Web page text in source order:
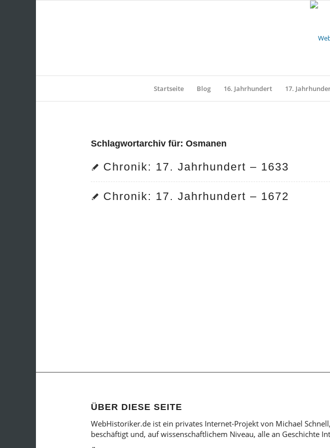
Startseite Blog 16. Jahrhundert 17.
Schlagwortarchiv für: Osmanen
Chronik: 17. Jahrhundert – 1633
Chronik: 17. Jahrhundert – 1672
ÜBER DIESE SEITE
WebHistoriker.de ist ein privates Internet-Projekt von Michael
beschäftigt und, auf wissenschaftlichem Niveau, alle an Geschichte